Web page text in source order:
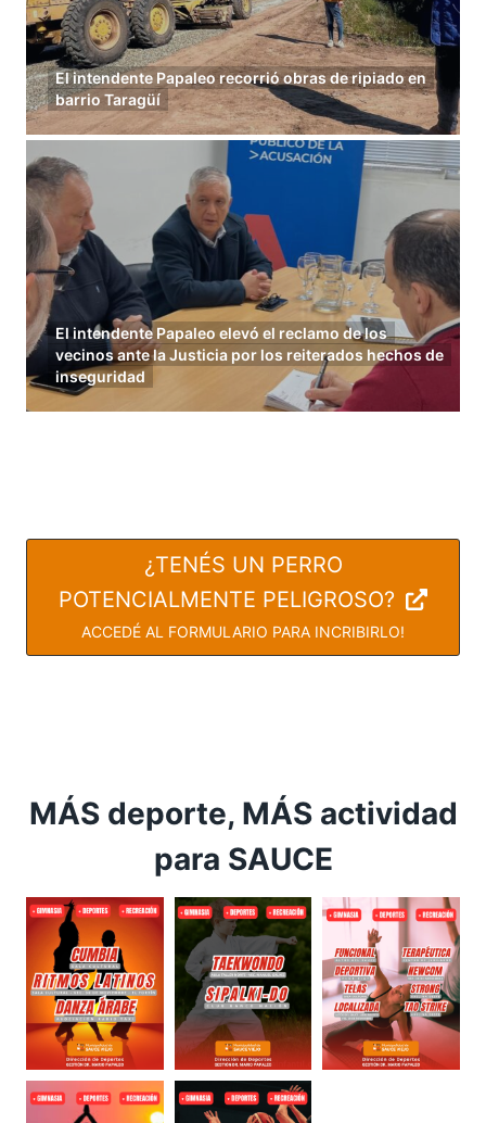
El intendente Papaleo recorrió obras de ripiado en
barrio Taragüí
El intendente Papaleo elevó el reclamo de los
vecinos ante la Justicia por los reiterados hechos de
inseguridad
¿TENÉS UN PERRO
POTENCIALMENTE PELIGROSO?
ACCEDÉ AL FORMULARIO PARA INCRIBIRLO!
MÁS deporte, MÁS actividad
para SAUCE